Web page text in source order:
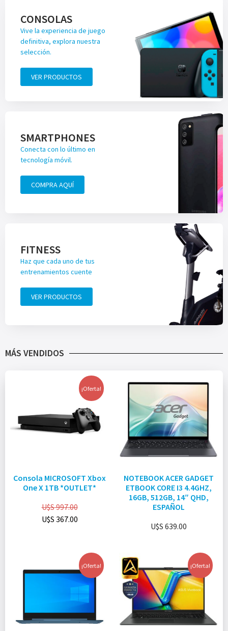
CONSOLAS
Vive la experiencia de juego
definitiva, explora nuestra
selección.
VER PRODUCTOS
SMARTPHONES
Conecta con lo último en
tecnología móvil.
COMPRA AQUÍ
FITNESS
Haz que cada uno de tus
entrenamientos cuente
VER PRODUCTOS
MÁS VENDIDOS
¡Oferta!
Consola MICROSOFT Xbox
One X 1TB *OUTLET*
U$S997.00
U$S 367.00
NOTEBOOK ACER GADGET
ETBOOK CORE I3 4.4GHZ,
16GB, 512GB, 14″ QHD,
ESPAÑOL
U$S 639.00
¡Oferta! ¡Oferta!